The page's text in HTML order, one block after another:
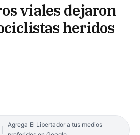
viales dejaron
heridos
Agrega El Libertador a tus medios